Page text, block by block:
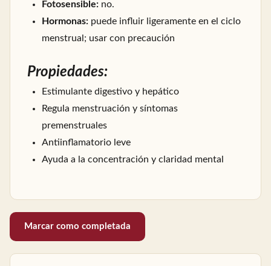
Fotosensible: no.
Hormonas: puede influir ligeramente en el ciclo
menstrual; usar con precaución
Propiedades:
Estimulante digestivo y hepático
Regula menstruación y síntomas
premenstruales
Antiinflamatorio leve
Ayuda a la concentración y claridad mental
Marcar como completada